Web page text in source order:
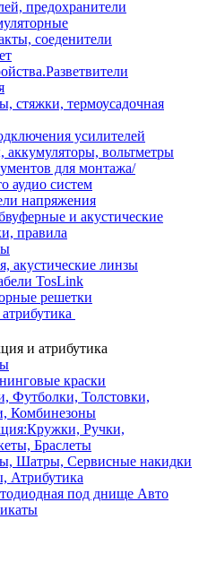
предохранители
соеденители
стяжки, термоусадочная
усилителей
аккумуляторы, вольтметры
для монтажа/
аудио систем
напряжения
и акустические
правила
акустические линзы
TosLink
решетки
и атрибутика
краски
Футболки, Толстовки,
Комбинезоны
Ручки,
Браслеты
Шатры, Сервисные накидки
Атрибутика
под днище Авто